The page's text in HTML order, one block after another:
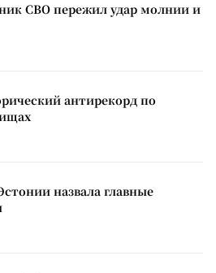
СВО пережил удар молнии и
антирекорд по
назвала главные